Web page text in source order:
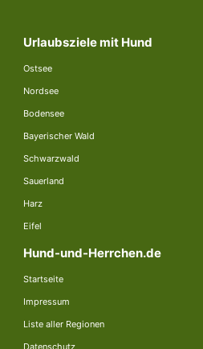
Urlaubsziele mit Hund
Ostsee
Nordsee
Bodensee
Bayerischer Wald
Schwarzwald
Sauerland
Harz
Eifel
Hund-und-Herrchen.de
Startseite
Impressum
Liste aller Regionen
Datenschutz